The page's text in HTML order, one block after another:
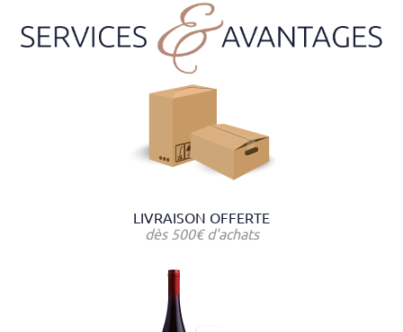
LIVRAISON OFFERTE
dès 500€ d'achats